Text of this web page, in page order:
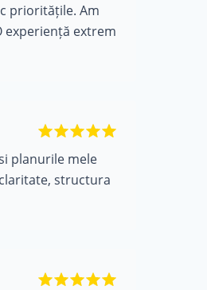
prioritățile. Am
experiență extrem
planurile mele
structura